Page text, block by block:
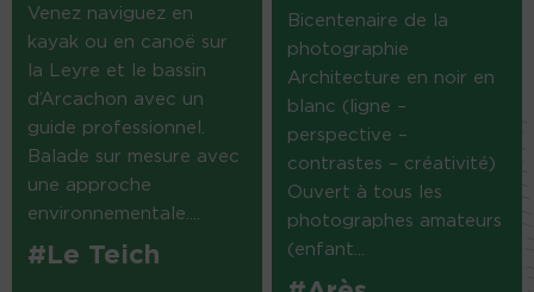
Venez naviguez en
kayak ou en canoë sur
la Leyre et le bassin
d’Arcachon avec un
guide professionnel.
Balade sur mesure avec
une approche
environnementale....
#Le Teich
Bicentenaire de la
photographie
Architecture en noir en
blanc (ligne –
perspective –
contrastes – créativité)
Ouvert à tous les
photographes amateurs
(enfant...